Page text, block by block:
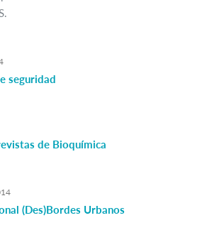
seguridad
de Bioquímica
(Des)Bordes Urbanos